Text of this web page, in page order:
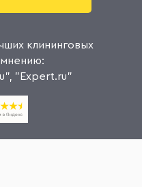
клининговых
"Expert.ru"